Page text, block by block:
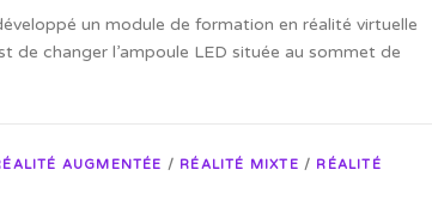
un module de formation en réalité virtuelle
de changer l’ampoule LED située au sommet de
AUGMENTÉE / RÉALITÉ MIXTE / RÉALITÉ